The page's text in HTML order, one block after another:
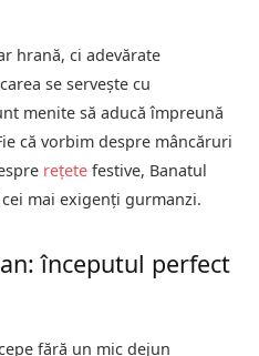
hrană, ci adevărate
se servește cu
menite să aducă împreună
că vorbim despre mâncăruri
rețete festive, Banatul
mai exigenți gurmanzi.
începutul perfect
fără un mic dejun